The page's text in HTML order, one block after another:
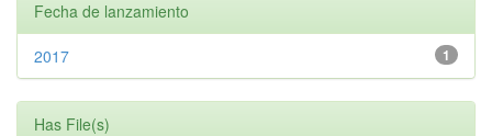
Fecha de lanzamiento
1
2017
Has File(s)